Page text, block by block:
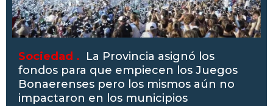
Sociedad . La Provincia asignó los
fondos para que empiecen los Juegos
Bonaerenses pero los mismos aún no
impactaron en los municipios